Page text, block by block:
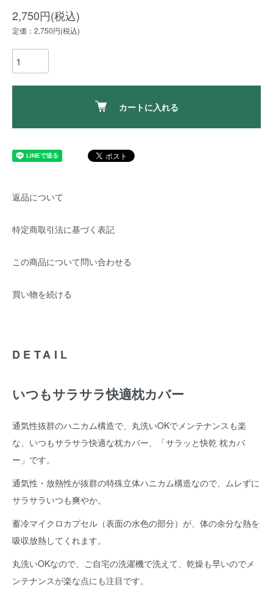
2,750円(税込)
定価：2,750円(税込)
カートに入れる
返品について
特定商取引法に基づく表記
この商品について問い合わせる
買い物を続ける
DETAIL
いつもサラサラ快適枕カバー
通気性抜群のハニカム構造で、丸洗いOKでメンテナンスも楽
な、いつもサラサラ快適な枕カバー、「サラッと快乾 枕カバ
ー」です。
通気性・放熱性が抜群の特殊立体ハニカム構造なので、ムレずに
サラサラいつも爽やか。
蓄冷マイクロカプセル（表面の水色の部分）が、体の余分な熱を
吸収放熱してくれます。
丸洗いOKなので、ご自宅の洗濯機で洗えて、乾燥も早いのでメ
ンテナンスが楽な点にも注目です。